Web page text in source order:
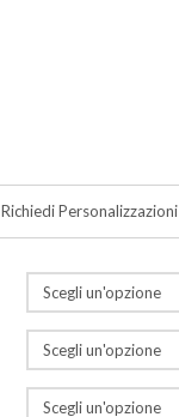
Richiedi Personalizzazioni